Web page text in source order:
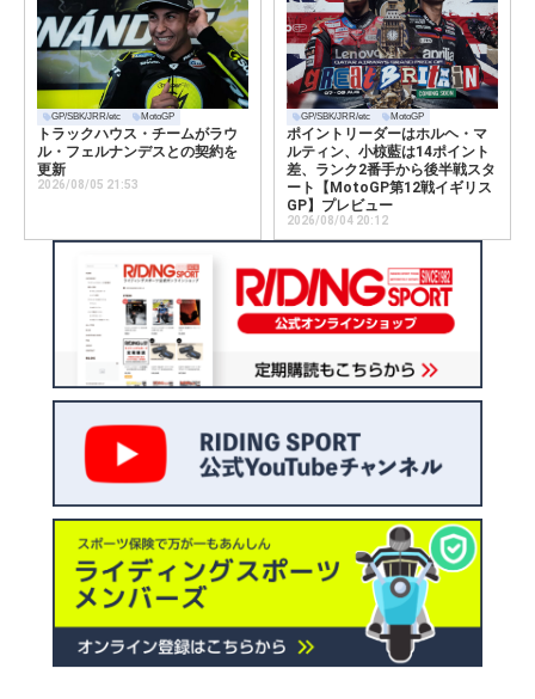
GP/SBK/JRR/etc MotoGP
トラックハウス・チームがラウ
ル・フェルナンデスとの契約を
更新
2026/08/05 21:53
GP/SBK/JRR/etc MotoGP
ポイントリーダーはホルヘ・マ
ルティン、小椋藍は14ポイント
差、ランク2番手から後半戦スタ
ート【MotoGP第12戦イギリス
GP】プレビュー
2026/08/04 20:12